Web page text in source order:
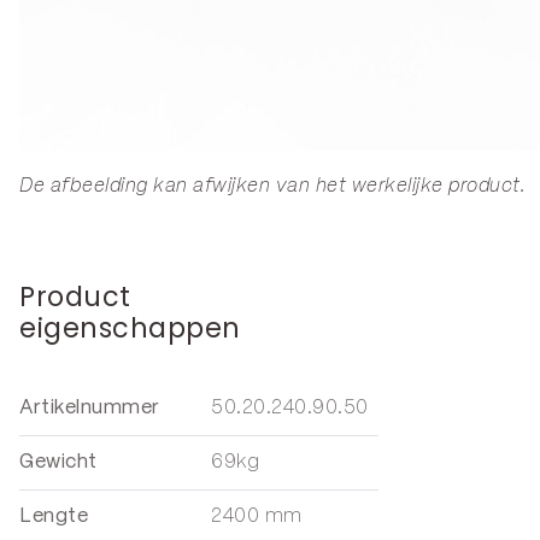
De afbeelding kan afwijken van het werkelijke product.
Product
eigenschappen
Artikelnummer 50.20.240.90.50
Gewicht 69kg
Lengte 2400 mm